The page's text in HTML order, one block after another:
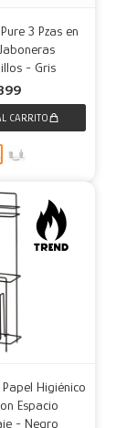
3 Pzas en
- Gris
Higiénico
Espacio
- Negro